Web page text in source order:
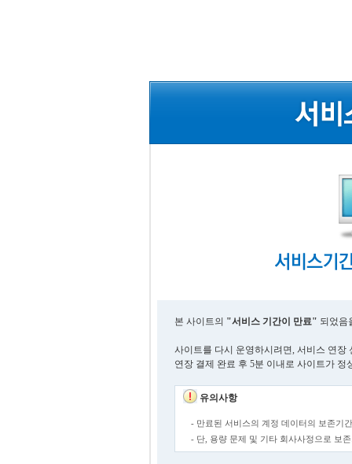
본 사이트의 "서비스 기간이 만료" 되었음
사이트를 다시 운영하시려면, 서비스 연장
연장 결제 완료 후 5분 이내로 사이트가 정
유의사항
- 만료된 서비스의 계정 데이터의 보존기
- 단, 용량 문제 및 기타 회사사정으로 보